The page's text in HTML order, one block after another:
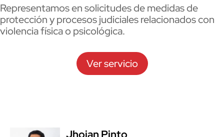
Representamos en solicitudes de medidas de
protección y procesos judiciales relacionados con
violencia física o psicológica.
Ver servicio
Jhojan Pinto